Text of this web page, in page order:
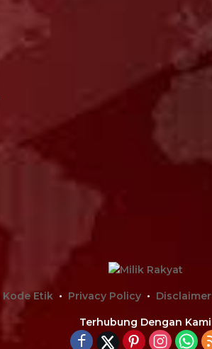
Kode Etik Privacy Policy Disclaimer
Terhubung Dengan Kami